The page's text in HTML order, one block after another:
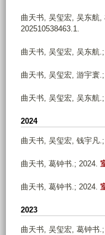
曲天书, 吴玺宏, 吴东航,
202510538463.1.
曲天书, 吴玺宏, 吴东航
曲天书, 吴玺宏, 游宇寰
曲天书, 吴玺宏, 吴东航
2024
曲天书, 吴玺宏, 钱宇凡
曲天书, 葛钟书.; 2024.
曲天书, 葛钟书.; 2024.
2023
曲天书, 吴玺宏, 葛钟书